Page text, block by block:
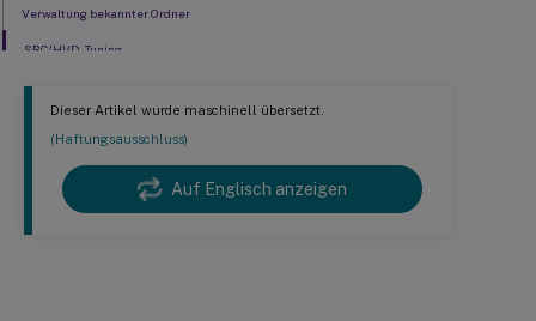
Dieser Artikel wurde maschinell übersetzt.
(Haftungsausschluss)
Auf Englisch anzeigen
Verwaltung bekannter Ordner
SBC/HVD-Tuning